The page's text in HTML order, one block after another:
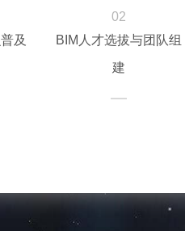
及
02
BIM人才选拔与团队组
建